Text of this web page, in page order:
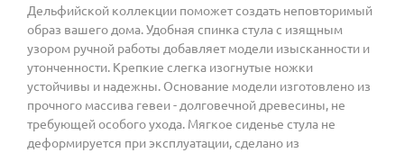
Дельфийской коллекции поможет создать неповторимый
образ вашего дома. Удобная спинка стула с изящным
узором ручной работы добавляет модели изысканности и
утонченности. Крепкие слегка изогнутые ножки
устойчивы и надежны. Основание модели изготовлено из
прочного массива гевеи - долговечной древесины, не
требующей особого ухода. Мягкое сиденье стула не
деформируется при эксплуатации, сделано из